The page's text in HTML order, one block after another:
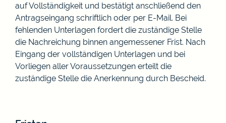
auf Vollständigkeit und bestätigt anschließend den
Antragseingang schriftlich oder per E-Mail. Bei
fehlenden Unterlagen fordert die zuständige Stelle
die Nachreichung binnen angemessener Frist. Nach
Eingang der vollständigen Unterlagen und bei
Vorliegen aller Voraussetzungen erteilt die
zuständige Stelle die Anerkennung durch Bescheid.